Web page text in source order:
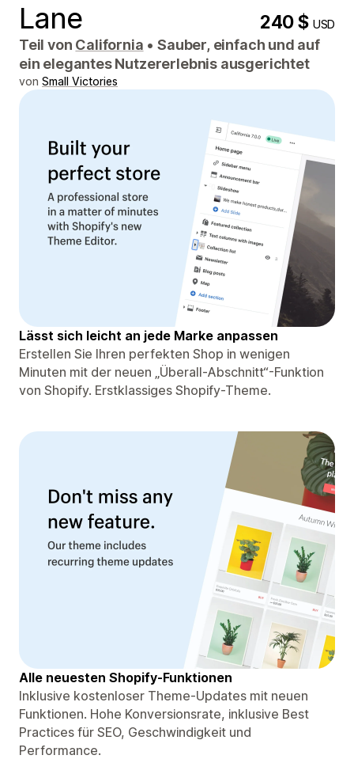
Lane 240 $USD
Teil von California • Sauber, einfach und auf
ein elegantes Nutzererlebnis ausgerichtet
von Small Victories
Lässt sich leicht an jede Marke anpassen
Erstellen Sie Ihren perfekten Shop in wenigen
Minuten mit der neuen „Überall-Abschnitt“-Funktion
von Shopify. Erstklassiges Shopify-Theme.
Alle neuesten Shopify-Funktionen
Inklusive kostenloser Theme-Updates mit neuen
Funktionen. Hohe Konversionsrate, inklusive Best
Practices für SEO, Geschwindigkeit und
Performance.